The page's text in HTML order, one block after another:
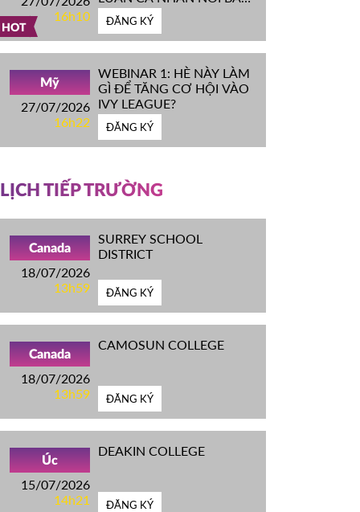
HOT
16h10 CHINH PHỤC ĐH TOP
ĐẦU MỸ
ĐĂNG KÝ
Mỹ
27/07/2026
16h22
WEBINAR 1: HÈ NÀY LÀM
GÌ ĐỂ TĂNG CƠ HỘI VÀO
IVY LEAGUE?
ĐĂNG KÝ
LỊCH TIẾP TRƯỜNG
Canada
18/07/2026
13h59
SURREY SCHOOL
DISTRICT
ĐĂNG KÝ
Canada
18/07/2026
13h59
CAMOSUN COLLEGE
ĐĂNG KÝ
Úc
15/07/2026
14h21
DEAKIN COLLEGE
ĐĂNG KÝ